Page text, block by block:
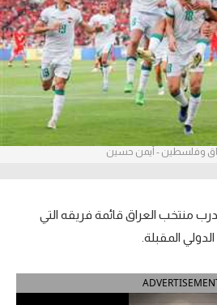
وفلسطين - أيمن حسين
العراق قائمة فريقه التي
المقبلة.